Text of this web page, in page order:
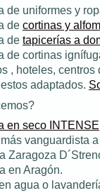
de uniformes y
de cortinas y
de tapicerías a
de cortinas
, hoteles, centros
adaptados.
en seco INTENSE
vanguardista
Zaragoza
en Aragón.
agua o